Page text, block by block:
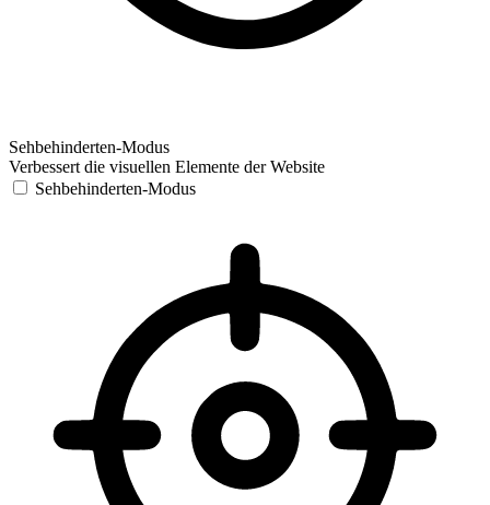
Sehbehinderten-Modus
Verbessert die visuellen Elemente der Website
Sehbehinderten-Modus